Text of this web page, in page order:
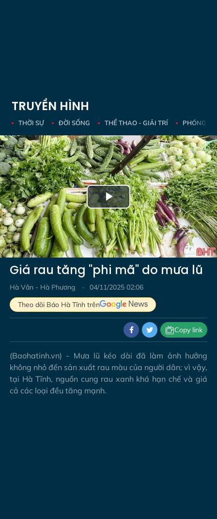
TRUYỀN HÌNH
THỜI SỰ ĐỜI SỐNG THỂ THAO - GIẢI TRÍ PHÓNG
Play
Video
Giá rau tăng "phi mã" do mưa lũ
Hà Vân - Hà Phương
04/11/2025 02:06
Theo dõi Báo Hà Tĩnh trên
Copy link
(Baohatinh.vn) - Mưa lũ kéo dài đã làm ảnh hưởng
không nhỏ đến sản xuất rau màu của người dân; vì vậy,
tại Hà Tĩnh, nguồn cung rau xanh khá hạn chế và giá
cả các loại đều tăng mạnh.